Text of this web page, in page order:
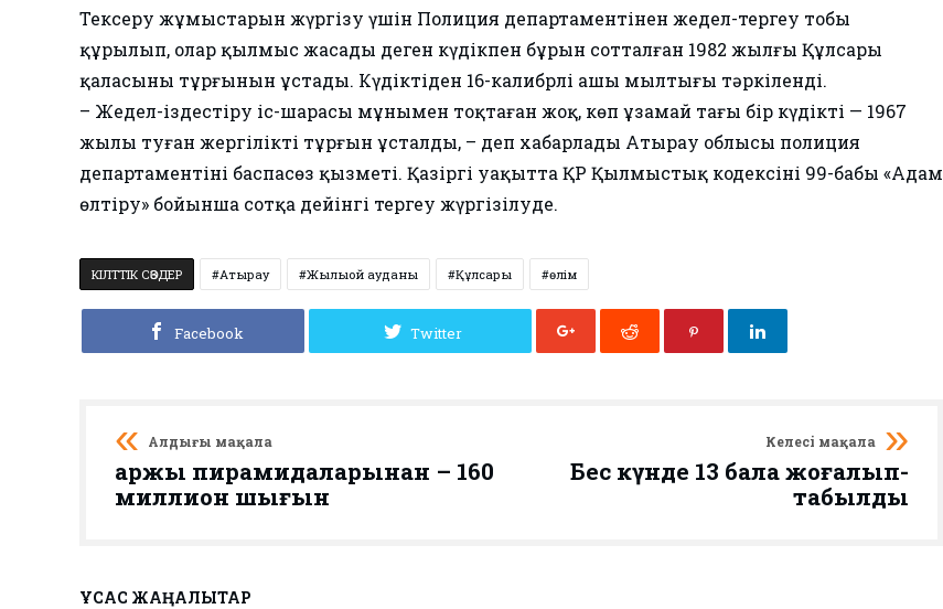
Тексеру жұмыстарын жүргізу үшін Полиция департаментінен жедел-тергеу тобы
құрылып, олар қылмыс жасады деген күдікпен бұрын сотталған 1982 жылғы Құлсары
қаласының тұрғынын ұстады. Күдіктіден 16-калибрлі аңшы мылтығы тәркіленді.
– Жедел-іздестіру іс-шарасы мұнымен тоқтаған жоқ, көп ұзамай тағы бір күдікті — 1967
жылы туған жергілікті тұрғын ұсталды, – деп хабарлады Атырау облысы полиция
департаментінің баспасөз қызметі. Қазіргі уақытта ҚР Қылмыстық кодексінің 99-бабы «Адам
өлтіру» бойынша сотқа дейінгі тергеу жүргізілуде.
КІЛТТІК СӨЗДЕР Атырау Жылыой ауданы Құлсары өлім
Facebook Twitter
Алдыңғы мақала
Қаржы пирамидаларынан – 160
миллион шығын
Келесі мақала
Бес күнде 13 бала жоғалып-
табылды
ҰҚСАС ЖАҢАЛЫҚТАР